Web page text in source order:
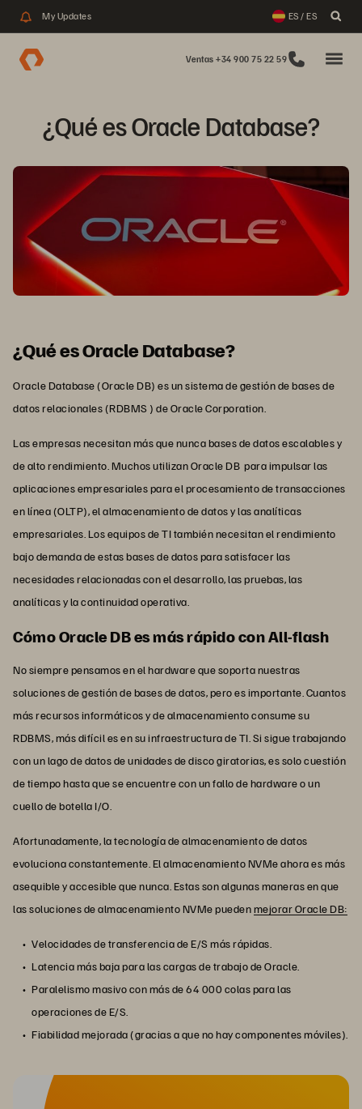
My Updates ES / ES
Ventas +34 900 75 22 59
¿Qué es Oracle Database?
¿Qué es Oracle Database?
Oracle Database (Oracle DB) es un sistema de gestión de bases de
datos relacionales (RDBMS ) de Oracle Corporation.
Las empresas necesitan más que nunca bases de datos escalables y
de alto rendimiento. Muchos utilizan Oracle DB para impulsar las
aplicaciones empresariales para el procesamiento de transacciones
en línea (OLTP), el almacenamiento de datos y las analíticas
empresariales. Los equipos de TI también necesitan el rendimiento
bajo demanda de estas bases de datos para satisfacer las
necesidades relacionadas con el desarrollo, las pruebas, las
analíticas y la continuidad operativa.
Cómo Oracle DB es más rápido con All-flash
No siempre pensamos en el hardware que soporta nuestras
soluciones de gestión de bases de datos, pero es importante. Cuantos
más recursos informáticos y de almacenamiento consume su
RDBMS, más difícil es en su infraestructura de TI. Si sigue trabajando
con un lago de datos de unidades de disco giratorias, es solo cuestión
de tiempo hasta que se encuentre con un fallo de hardware o un
cuello de botella I/O.
Afortunadamente, la tecnología de almacenamiento de datos
evoluciona constantemente. El almacenamiento NVMe ahora es más
asequible y accesible que nunca. Estas son algunas maneras en que
las soluciones de almacenamiento NVMe puedenmejorar Oracle DB:
Velocidades de transferencia de E/S más rápidas.
Latencia más baja para las cargas de trabajo de Oracle.
Paralelismo masivo con más de 64 000 colas para las
operaciones de E/S.
Fiabilidad mejorada (gracias a que no hay componentes móviles).